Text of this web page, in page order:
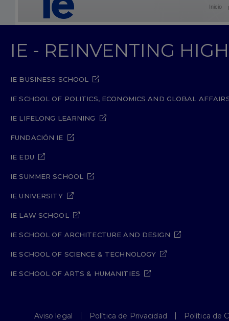
Inicio
IE - REINVENTING
IE BUSINESS SCHOOL
IE SCHOOL OF POLITICS, ECONOMICS AND GLOBAL
IE LIFELONG LEARNING
FUNDACIÓN IE
IE EDU
IE SUMMER SCHOOL
IE UNIVERSITY
IE LAW SCHOOL
IE SCHOOL OF ARCHITECTURE AND DESIGN
IE SCHOOL OF SCIENCE & TECHNOLOGY
IE SCHOOL OF ARTS & HUMANITIES
Aviso legal Política de Privacidad
Política de